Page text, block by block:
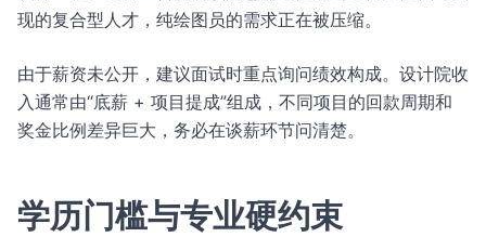
现的复合型人才，纯绘图员的需求正在被压缩。
由于薪资未公开，建议面试时重点询问绩效构成。设计院收
入通常由“底薪 + 项目提成”组成，不同项目的回款周期和
奖金比例差异巨大，务必在谈薪环节问清楚。
学历门槛与专业硬约束